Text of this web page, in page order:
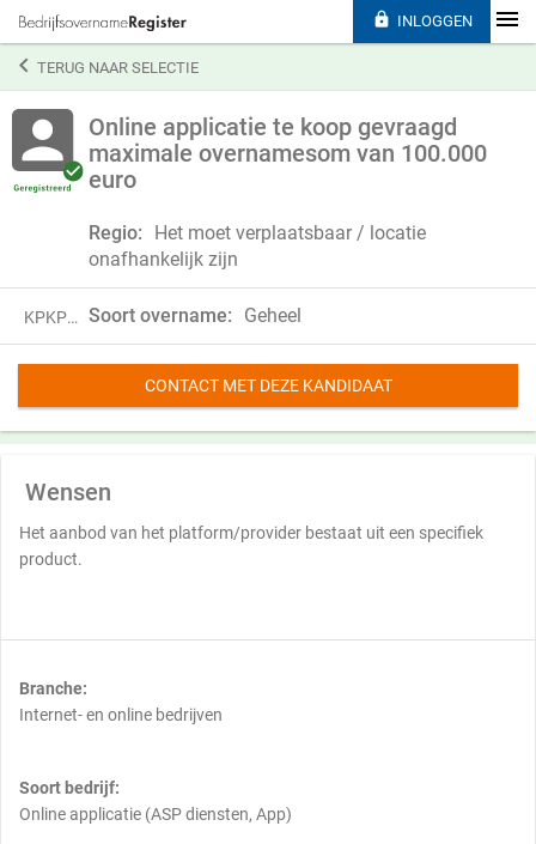
TERUG NAAR SELECTIE
Online applicatie te koop gevraagd
maximale overnamesom van 100.000
euro
Regio:
Het moet verplaatsbaar / locatie
onafhankelijk zijn
KPKP21XLC06H Soort overname: Geheel
CONTACT MET DEZE KANDIDAAT
Wensen
Het aanbod van het platform/provider bestaat uit een specifiek
product.
Branche:
Internet- en online bedrijven
Soort bedrijf:
Online applicatie (ASP diensten, App)
 INLOGGEN